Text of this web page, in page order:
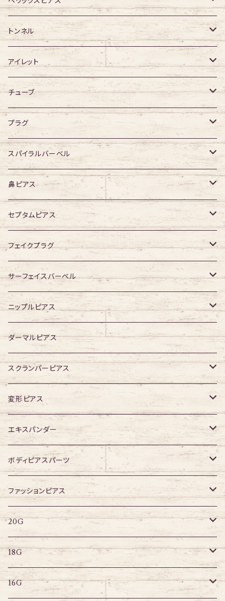
ジュエル有り
ジュエル有り
ジュエル無し
ジュエル有り
サージカルチタン
アクリル
ジュエル無し
ジュエル有り
トンネル
316Lサージカルステンレス
デザイン無し
デザイン有り
アクリル
アイレット
シングルフレア
ダブルフレア
チューブ
デザイン無し
デザイン有り
プラグ
デザイン無し
デザイン有り
スパイラルバーベル
316Lサージカルステンレス
ジュエル無し
ジュエル有り
サージカルチタン
ジュエル無し
ジュエル有り
鼻ピアス
ジュエル無し
ジュエル有り
セプタムピアス
ジュエル無し
ジュエル有り
フェイクプラグ
ジュエル無し
ジュエル有り
サーフェイスバーベル
ジュエル無し
ジュエル有り
ニップルピアス
ジュエル無し
ジュエル有り
ダーマルピアス
スクランパーピアス
16G
14G
変形ピアス
ジュエル無し
ジュエル有り
エキスパンダー
316Lサージカルステンレス
アクリル
その他
ボディピアスパーツ
ネジタイプ
20G
18G
16G
はめ込みタイプ
ファッションピアス
ポストピアス
リングピアス
その他
20G
キャプティブリング
ラブレット
18G
キャプティブリング
16G